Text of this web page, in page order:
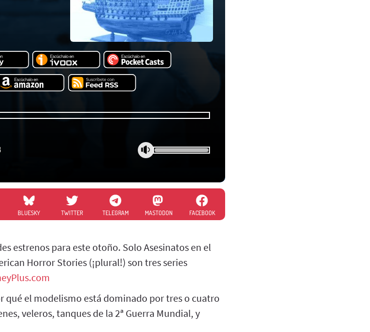
BLUESKY TWITTER TELEGRAM MASTODON FACEBOOK
estrenos para este otoño. Solo Asesinatos en el
Horror Stories (¡plural!) son tres series
qué el modelismo está dominado por tres o cuatro
veleros, tanques de la 2ª Guerra Mundial, y